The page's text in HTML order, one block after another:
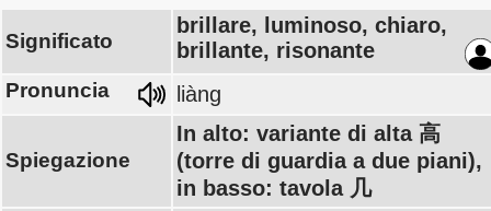
Significato
brillare, luminoso, chiaro,
brillante, risonante
Pronuncia liàng
Spiegazione
In alto: variante di alta 高
(torre di guardia a due piani),
in basso: tavola 几